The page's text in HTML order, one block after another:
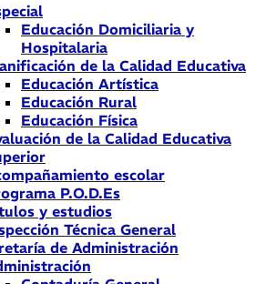
Educación Domiciliaria y
Hospitalaria
de la Calidad Educativa
Educación Artística
Educación Rural
Educación Física
de la Calidad Educativa
escolar
P.O.D.Es
y estudios
Técnica General
de Administración